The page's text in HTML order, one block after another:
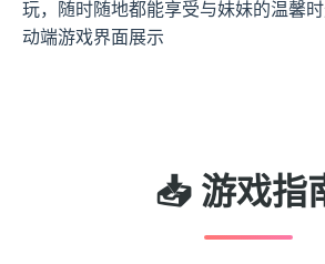
玩，随时随地都能享受与妹妹的温馨
动端游戏界面展示
📥 游戏指